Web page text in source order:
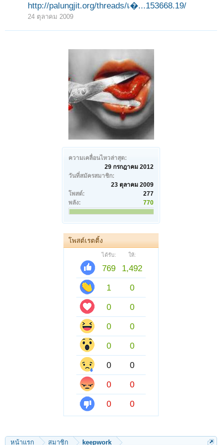
ความเคลื่อนไหวล่าสุด:
29 กรกฎาคม 2012
วันที่สมัครสมาชิก:
23 ตุลาคม 2009
โพสต์:
277
พลัง:
770
โพสต์เรตติ้ง
ได้รับ: ให้:
769
1,492
1
0
0
0
0
0
0
0
0
0
0
0
0
0
http://palungjit.org/threads/เ�...153668.19/
24 ตุลาคม 2009
หน้าแรก สมาชิก keepwork